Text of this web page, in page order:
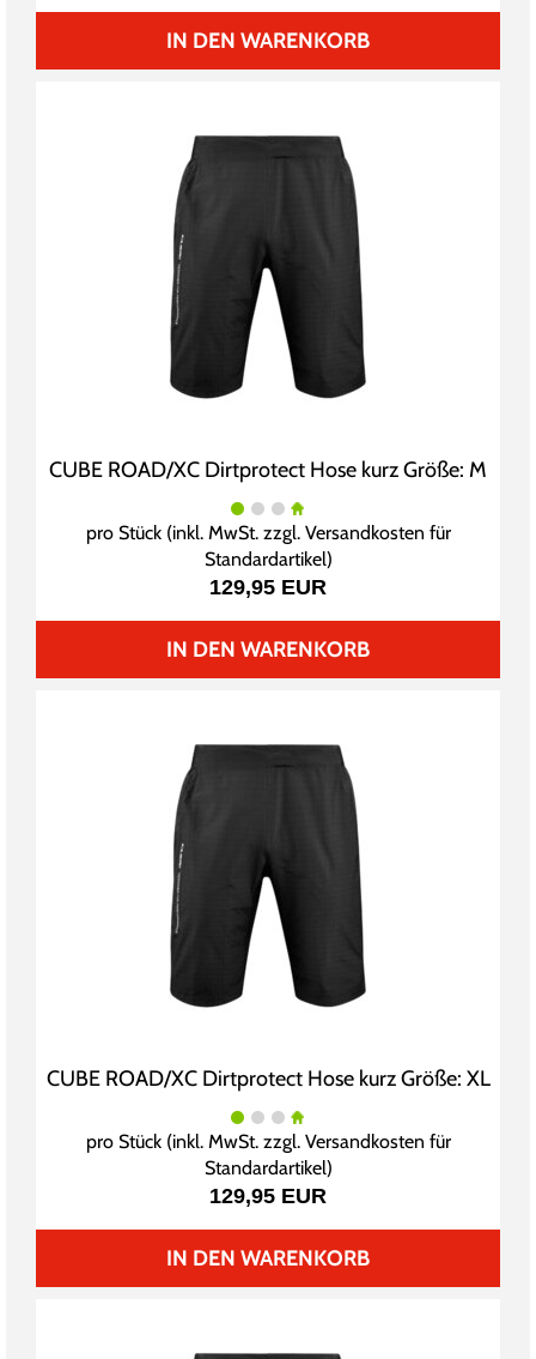
IN DEN WARENKORB
CUBE ROAD/XC Dirtprotect Hose kurz Größe: M
pro Stück (inkl. MwSt. zzgl. Versandkosten für
Standardartikel)
129,95 EUR
IN DEN WARENKORB
CUBE ROAD/XC Dirtprotect Hose kurz Größe: XL
pro Stück (inkl. MwSt. zzgl. Versandkosten für
Standardartikel)
129,95 EUR
IN DEN WARENKORB